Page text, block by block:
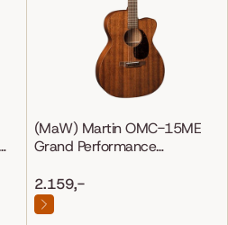
(MaW) Martin OMC-15ME
Grand Performance
2.159,-